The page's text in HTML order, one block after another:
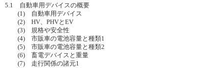
5.1 自動車用デバイスの概要
(1) 自動車用デバイス
(2) HV、PHVとEV
(3) 規格や安全性
(4) 市販車の電池容量と種類1
(5) 市販車の電池容量と種類2
(6) 畜電デバイスと重量
(7) 走行関係の諸元1